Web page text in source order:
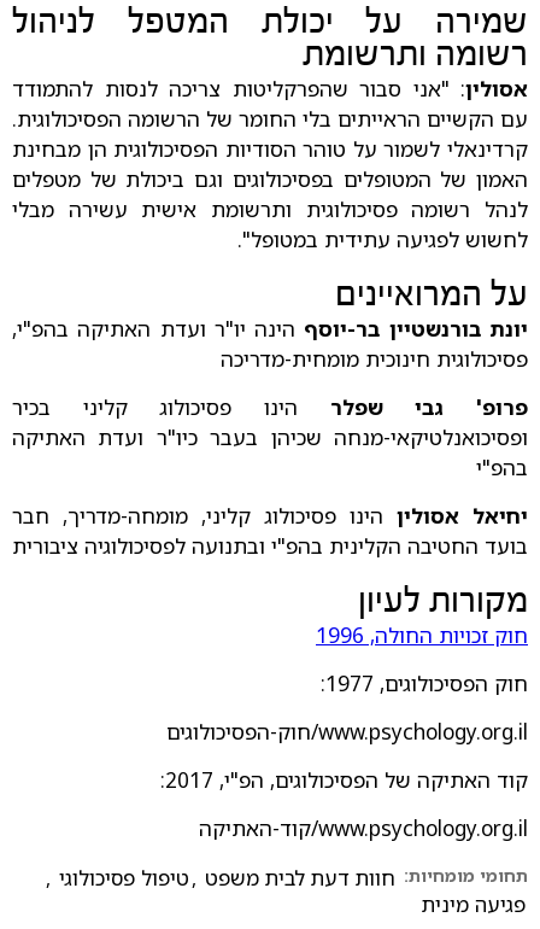
שמירה על יכולת המטפל לניהול
רשומה ותרשומת
אסולין: "אני סבור שהפרקליטות צריכה לנסות להתמודד
עם הקשיים הראייתים בלי החומר של הרשומה הפסיכולוגית.
קרדינאלי לשמור על טוהר הסודיות הפסיכולוגית הן מבחינת
האמון של המטופלים בפסיכולוגים וגם ביכולת של מטפלים
לנהל רשומה פסיכולוגית ותרשומת אישית עשירה מבלי
לחשוש לפגיעה עתידית במטופל".
על המרואיינים
יונת בורנשטיין בר-יוסף הינה יו"ר ועדת האתיקה בהפ"י,
פסיכולוגית חינוכית מומחית-מדריכה
פרופ' גבי שפלר הינו פסיכולוג קליני בכיר
ופסיכואנלטיקאי-מנחה שכיהן בעבר כיו"ר ועדת האתיקה
בהפ"י
יחיאל אסולין הינו פסיכולוג קליני, מומחה-מדריך, חבר
בועד החטיבה הקלינית בהפ"י ובתנועה לפסיכולוגיה ציבורית
מקורות לעיון
חוק זכויות החולה, 1996
חוק הפסיכולוגים, 1977:
www.psychology.org.il/חוק-הפסיכולוגים
קוד האתיקה של הפסיכולוגים, הפ"י, 2017:
www.psychology.org.il/קוד-האתיקה
תחומי מומחיות: חוות דעת לבית משפט ,טיפול פסיכולוגי ,
פגיעה מינית